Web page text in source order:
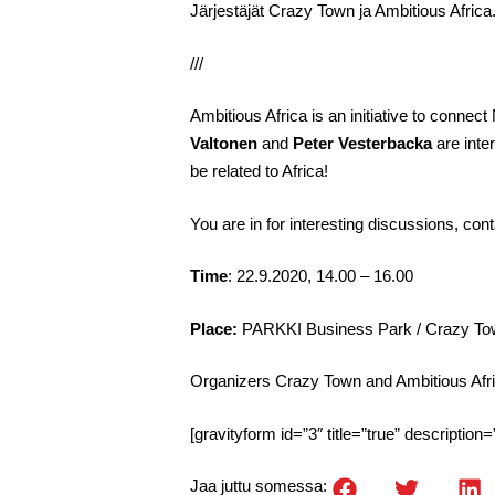
Järjestäjät Crazy Town ja Ambitious
///
Ambitious Africa is an initiative to
Valtonen and Peter Vesterbackaare
be related to Africa!
You are in for interesting discussions,
Time: 22.9.2020, 14.00 – 16.00
Place: PARKKI Business Park / Crazy
Organizers Crazy Town and Ambitious
[gravityform id=”3″ title=”true”
Jaa juttu somessa: